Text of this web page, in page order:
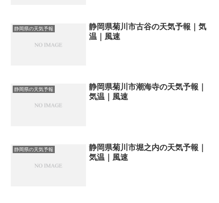
静岡県の天気予報
静岡県菊川市古谷の天気予報｜気
温｜風速
静岡県の天気予報
静岡県菊川市潮海寺の天気予報｜
気温｜風速
静岡県の天気予報
静岡県菊川市堀之内の天気予報｜
気温｜風速